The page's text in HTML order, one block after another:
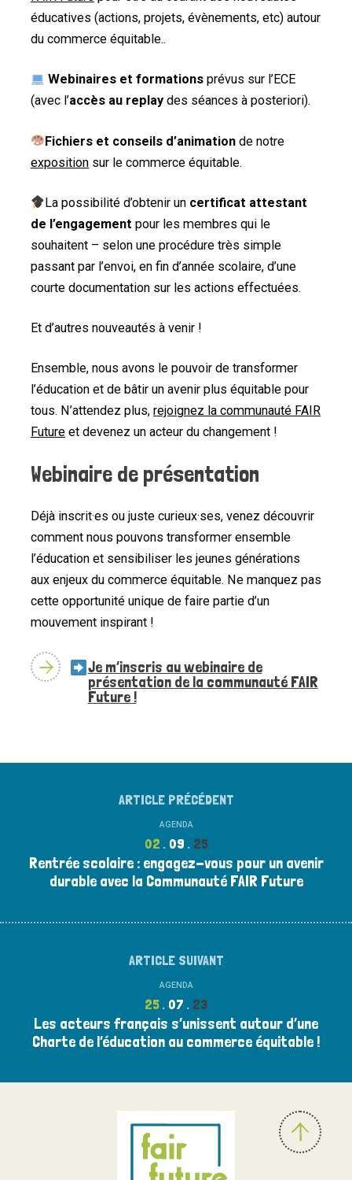
éducatives (actions, projets, évènements, etc) autour
du commerce équitable..
Webinaires et formationsprévus sur l’ECE
(avec l’accès au replay des séances à posteriori).
Fichiers et conseils d’animation de notre
exposition sur le commerce équitable.
La possibilité d’obtenir un certificat attestant
de l’engagement pour les membres qui le
souhaitent – selon une procédure très simple
passant par l’envoi, en fin d’année scolaire, d’une
courte documentation sur les actions effectuées.
Et d’autres nouveautés à venir !
Ensemble, nous avons le pouvoir de transformer
l’éducation et de bâtir un avenir plus équitable pour
tous. N’attendez plus, rejoignez la communauté FAIR
Future et devenez un acteur du changement !
Webinaire de présentation
Déjà inscrit·es ou juste curieux·ses, venez découvrir
comment nous pouvons transformer ensemble
l’éducation et sensibiliser les jeunes générations
aux enjeux du commerce équitable. Ne manquez pas
cette opportunité unique de faire partie d’un
mouvement inspirant !
Je m’inscris au webinaire de
présentation de la communauté FAIR
Future !
ARTICLE PRÉCÉDENT
AGENDA
02 09 25
Rentrée scolaire : engagez-vous pour un avenir
durable avec la Communauté FAIR Future
ARTICLE SUIVANT
AGENDA
25 07 23
Les acteurs français s’unissent autour d’une
Charte de l’éducation au commerce équitable !